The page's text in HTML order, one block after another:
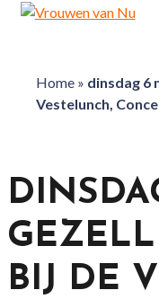
Home» dinsdag 6
Vestelunch,
BIJ DE